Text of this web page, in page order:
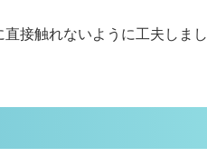
接触れないように工夫しま